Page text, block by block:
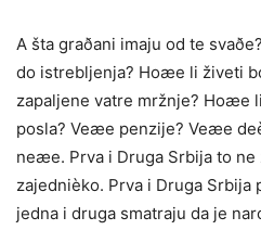
A šta graðani imaju od te
do istrebljenja? Hoæe li živeti
zapaljene vatre mržnje? Hoæe
posla? Veæe penzije? Veæe
neæe. Prva i Druga Srbija to
zajednièko. Prva i Druga Srbija
jedna i druga smatraju da je